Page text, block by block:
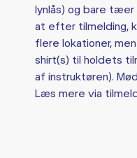
lynlås) og bare tæer
at efter tilmelding,
flere lokationer,
shirt(s) til holdets
af instruktøren).
Læs mere via